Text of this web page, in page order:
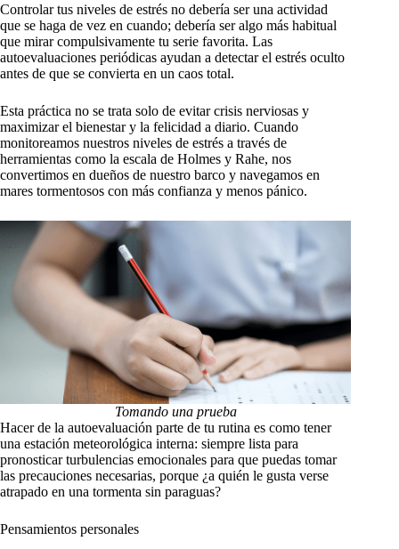
Controlar tus niveles de estrés no debería ser una actividad
que se haga de vez en cuando; debería ser algo más habitual
que mirar compulsivamente tu serie favorita. Las
autoevaluaciones periódicas ayudan a detectar el estrés oculto
antes de que se convierta en un caos total.
Esta práctica no se trata solo de evitar crisis nerviosas y
maximizar el bienestar y la felicidad a diario. Cuando
monitoreamos nuestros niveles de estrés a través de
herramientas como la escala de Holmes y Rahe, nos
convertimos en dueños de nuestro barco y navegamos en
mares tormentosos con más confianza y menos pánico.
Tomando una prueba
Hacer de la autoevaluación parte de tu rutina es como tener
una estación meteorológica interna: siempre lista para
pronosticar turbulencias emocionales para que puedas tomar
las precauciones necesarias, porque ¿a quién le gusta verse
atrapado en una tormenta sin paraguas?
Pensamientos personales